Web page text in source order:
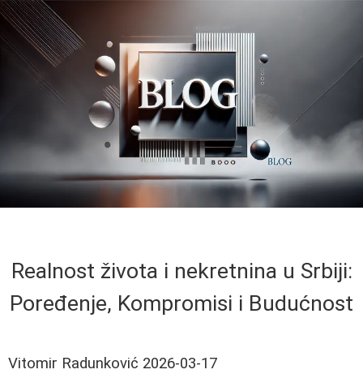
Realnost života i nekretnina u Srbiji:
Poređenje, Kompromisi i Budućnost
Vitomir Radunković 2026-03-17